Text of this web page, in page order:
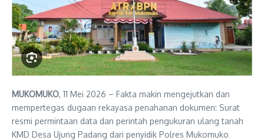
MUKOMUKO, 11 Mei 2026 – Fakta makin mengejutkan dan
mempertegas dugaan rekayasa penahanan dokumen: Surat
resmi permintaan data dan perintah pengukuran ulang tanah
KMD Desa Ujung Padang dari penyidik Polres Mukomuko